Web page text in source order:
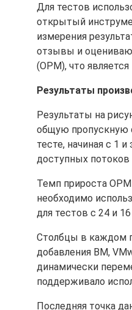
Для тестов
открытый
измерения
отзывы и
(OPM), что
Результаты
Результаты на
общую пропускную
тесте, начиная с 1
доступных потоков
Темп прироста
необходимо
для тестов с 24 и
Столбцы в каждом
добавления ВМ,
динамически
поддерживало
Последняя точка